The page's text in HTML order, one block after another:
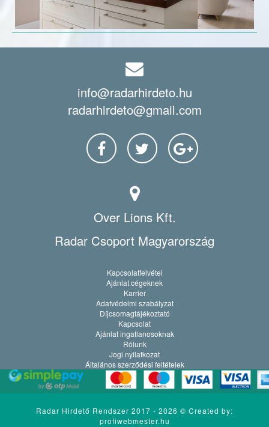
info@radarhirdeto.hu
radarhirdeto@gmail.com
Over Lions Kft.
Radar Csoport Magyarország
Kapcsolatfelvétel
Ajánlat cégeknek
Karrier
Adatvédelmi szabályzat
Díjcsomagtájékoztató
Kapcsolat
Ajánlat ingatlanosoknak
Rólunk
Jogi nyilatkozat
Általános szerződési feltételek
Radar Hirdető Rendszer 2017 - 2026 © Created by:
profiwebmester.hu